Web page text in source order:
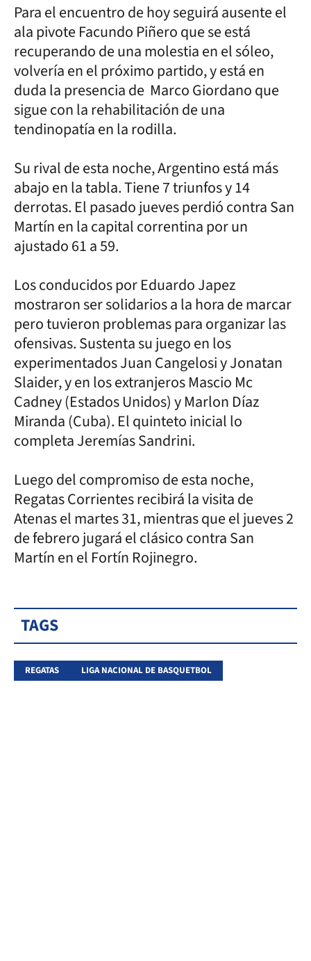
Para el encuentro de hoy seguirá ausente el
ala pivote Facundo Piñero que se está
recuperando de una molestia en el sóleo,
volvería en el próximo partido, y está en
duda la presencia de Marco Giordano que
sigue con la rehabilitación de una
tendinopatía en la rodilla.
Su rival de esta noche, Argentino está más
abajo en la tabla. Tiene 7 triunfos y 14
derrotas. El pasado jueves perdió contra San
Martín en la capital correntina por un
ajustado 61 a 59.
Los conducidos por Eduardo Japez
mostraron ser solidarios a la hora de marcar
pero tuvieron problemas para organizar las
ofensivas. Sustenta su juego en los
experimentados Juan Cangelosi y Jonatan
Slaider, y en los extranjeros Mascio Mc
Cadney (Estados Unidos) y Marlon Díaz
Miranda (Cuba). El quinteto inicial lo
completa Jeremías Sandrini.
Luego del compromiso de esta noche,
Regatas Corrientes recibirá la visita de
Atenas el martes 31, mientras que el jueves 2
de febrero jugará el clásico contra San
Martín en el Fortín Rojinegro.
TAGS
REGATAS LIGA NACIONAL DE BASQUETBOL